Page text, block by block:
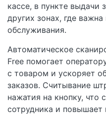
кассе, в пункте выдачи
других зонах, где
обслуживания.
Автоматическое
Free помогает
с товаром и ускоряет
заказов. Считывание
нажатия на кнопку, что
сотрудника и